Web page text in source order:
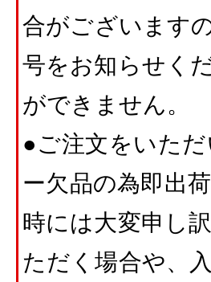
合がございます
号をお知らせく
ができません。
●ご注文をいた
ー欠品の為即出
時には大変申し
ただく場合や、